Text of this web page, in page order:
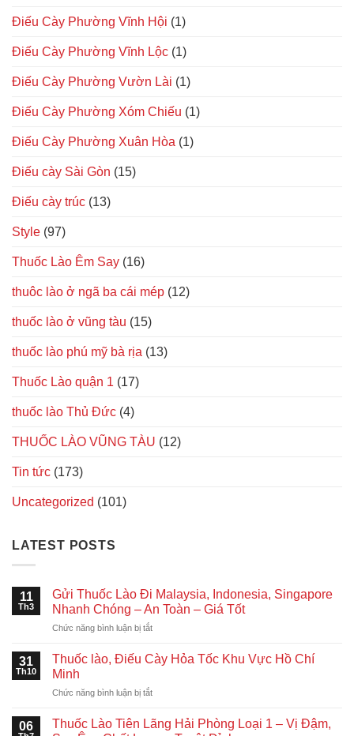
Điếu Cày Phường Vĩnh Hội (1)
Điếu Cày Phường Vĩnh Lộc (1)
Điếu Cày Phường Vườn Lài (1)
Điếu Cày Phường Xóm Chiếu (1)
Điếu Cày Phường Xuân Hòa (1)
Điếu cày Sài Gòn (15)
Điếu cày trúc (13)
Style (97)
Thuốc Lào Êm Say (16)
thuôc lào ở ngã ba cái mép (12)
thuốc lào ở vũng tàu (15)
thuốc lào phú mỹ bà rịa (13)
Thuốc Lào quận 1 (17)
thuốc lào Thủ Đức (4)
THUỐC LÀO VŨNG TÀU (12)
Tin tức (173)
Uncategorized (101)
LATEST POSTS
11
Th3
Gửi Thuốc Lào Đi Malaysia, Indonesia, Singapore
Nhanh Chóng – An Toàn – Giá Tốt
Chức năng bình luận bị tắtở
Thuốc
Lào
Malaysia,
Singapore
31
Th10
Thuốc lào, Điếu Cày Hỏa Tốc Khu Vực Hồ Chí
Minh
Chức năng bình luận bị tắtở
lào,
Điếu
06
Thuốc Lào Tiên Lãng Hải Phòng Loại 1 – Vị Đậm,